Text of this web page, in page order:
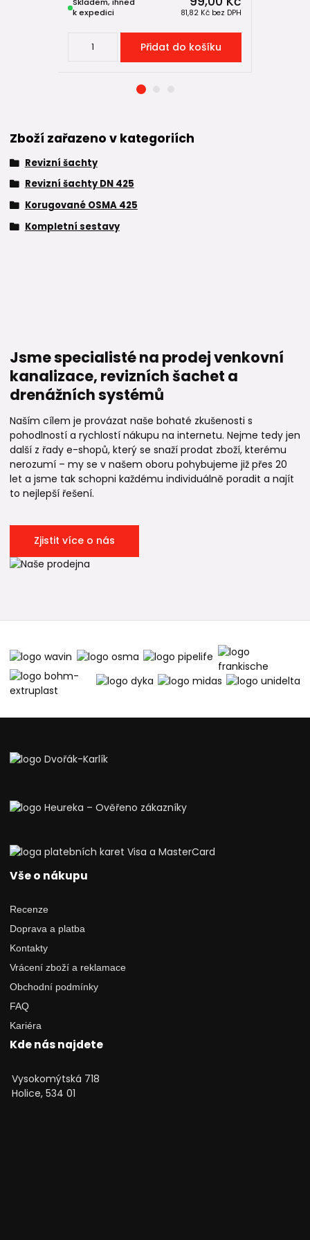
81,82 Kč bez DPH
k expedici
Přidat do košíku
Zboží zařazeno v kategoriích
Revizní šachty
Revizní šachty DN 425
Korugované OSMA 425
Kompletní sestavy
Jsme specialisté na prodej venkovní
kanalizace, revizních šachet a
drenážních systémů
Naším cílem je provázat naše bohaté zkušenosti s
pohodlností a rychlostí nákupu na internetu. Nejme tedy jen
další z řady e-shopů, který se snaží prodat zboží, kterému
nerozumí – my se v našem oboru pohybujeme již přes 20
let a jsme tak schopni každému individuálně poradit a najít
to nejlepší řešení.
Zjistit více o nás
Vše o nákupu
Recenze
Doprava a platba
Kontakty
Vrácení zboží a reklamace
Obchodní podmínky
FAQ
Kariéra
Kde nás najdete
Vysokomýtská 718
Holice, 534 01